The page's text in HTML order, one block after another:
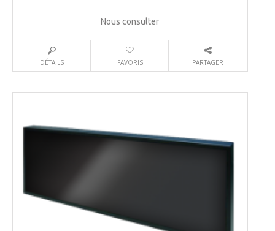
Nous consulter
DÉTAILS FAVORIS PARTAGER